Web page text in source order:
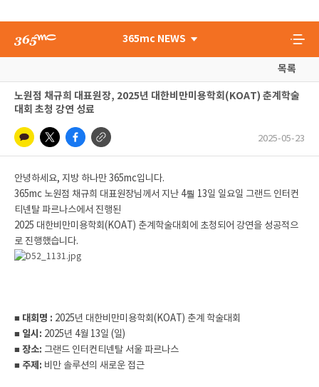
365mc NEWS
목록
노원점 채규희 대표원장, 2025년 대한비만미용학회(KOAT) 춘계학술
대회 초청 강연 성료
2025-05-23
안녕하세요, 지방 하나만 365mc입니다.
365mc 노원점 채규희 대표원장님께서 지난 4뤌 13일 일요일 그랜드 인터컨
티넨탈 파르나스에서 진행된
2025 대한비만미용학회(KOAT) 춘계학술대회에 초청되어 강연을 성공적으
로 진행했습니다.
■ 대회명 : 2025년 대한비만미용학회(KOAT) 춘계 학술대회
■ 일시: 2025년 4월 13일 (일)
■ 장소: 그랜드 인터컨티넨탈 서울 파르나스
■ 주제: 비만 솔루션의 새로운 접근